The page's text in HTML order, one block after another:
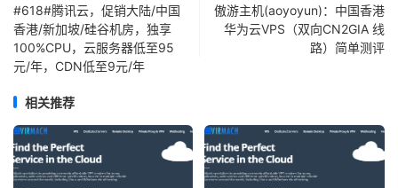
#618#腾讯云，促销大陆/中国
香港/新加坡/硅谷机房，独享
100%CPU，云服务器低至95
元/年，CDN低至9元/年
傲游主机(aoyoyun)：中国香港
华为云VPS（双向CN2GIA 线
路）简单测评
相关推荐